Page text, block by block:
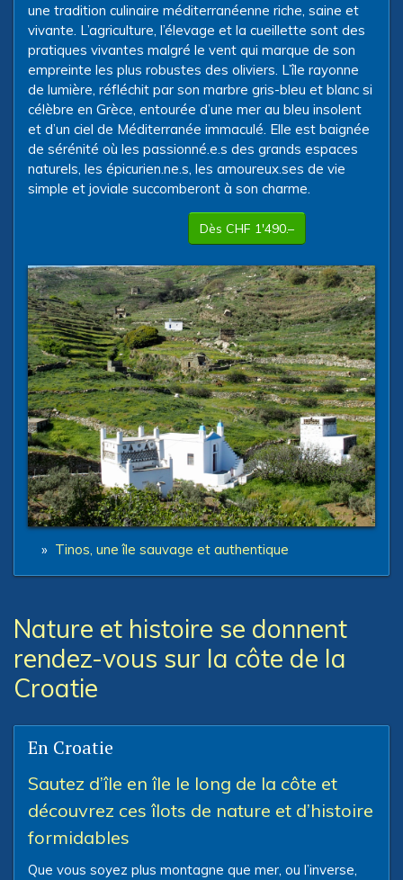
une tradition culinaire méditerranéenne riche, saine et
vivante. L’agriculture, l’élevage et la cueillette sont des
pratiques vivantes malgré le vent qui marque de son
empreinte les plus robustes des oliviers. L’île rayonne
de lumière, réfléchit par son marbre gris-bleu et blanc si
célèbre en Grèce, entourée d’une mer au bleu insolent
et d’un ciel de Méditerranée immaculé. Elle est baignée
de sérénité où les passionné.e.s des grands espaces
naturels, les épicurien.ne.s, les amoureux.ses de vie
simple et joviale succomberont à son charme.
Dès CHF 1'490.–
» Tinos, une île sauvage et authentique
Nature et histoire se donnent
rendez-vous sur la côte de la
Croatie
En Croatie
Sautez d’île en île le long de la côte et
découvrez ces îlots de nature et d’histoire
formidables
Que vous soyez plus montagne que mer, ou l’inverse,